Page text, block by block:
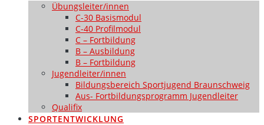
Übungsleiter/innen
C-30 Basismodul
C-40 Profilmodul
C – Fortbildung
B – Ausbildung
B – Fortbildung
Jugendleiter/innen
Bildungsbereich Sportjugend Braunschweig
Aus- Fortbildungsprogramm Jugendleiter
Qualifix
SPORTENTWICKLUNG